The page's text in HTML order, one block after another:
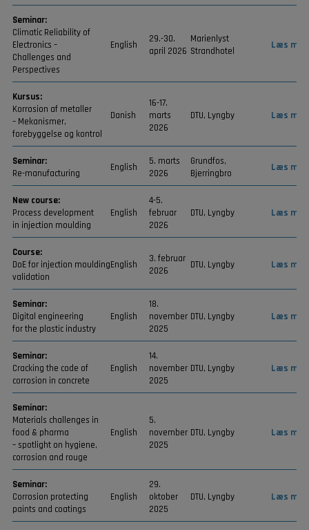
Seminar:
Climatic Reliability of
Electronics –
Challenges and
Perspectives
English
29.-30.
april 2026
Marienlyst
Strandhotel
Læs
Kursus:
Korrosion af metaller
– Mekanismer,
forebyggelse og kontrol
Danish
16-17.
marts
2026
DTU, Lyngby Læs
Seminar:
Re-manufacturing
English
5. marts
2026
Grundfos,
Bjerringbro
Læs
New course:
Process development
in injection moulding
English
4-5.
februar
2026
DTU, Lyngby Læs
Course:
DoE for injection moulding
validation
English
3. februar
2026
DTU, Lyngby Læs
Seminar:
Digital engineering
for the plastic industry
English
18.
november
2025
DTU, Lyngby Læs
Seminar:
Cracking the code of
corrosion in concrete
English
14.
november
2025
DTU, Lyngby Læs
Seminar:
Materials challenges in
food & pharma
– spotlight on hygiene,
corrosion and rouge
English
5.
november
2025
DTU, Lyngby Læs
Seminar:
Corrosion protecting
paints and coatings
English
29.
oktober
2025
DTU, Lyngby Læs